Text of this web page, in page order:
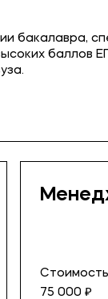
баллов
75 000 ₽